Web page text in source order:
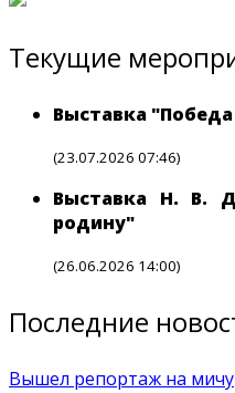
Текущие
Выставка
(23.07.2026 07:46)
Выставка Н. В.
родину"
(26.06.2026 14:00)
Последние
Вышел репортаж на